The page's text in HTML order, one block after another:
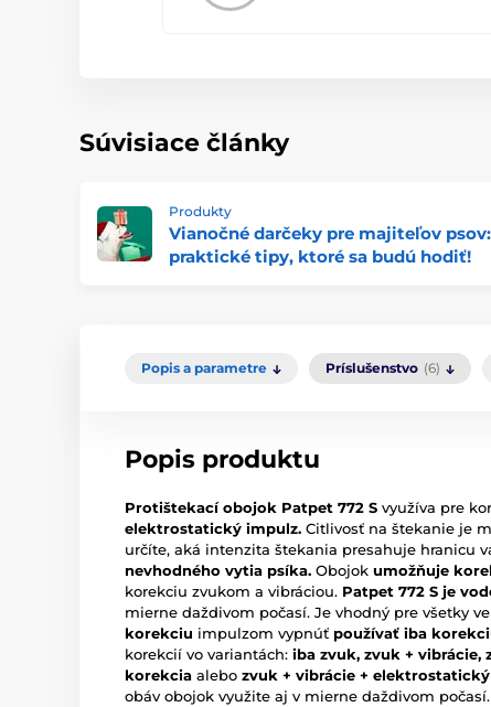
Súvisiace články
Produkty
Vianočné darčeky pre majiteľov psov:
praktické tipy, ktoré sa budú hodiť!
Popis a parametre Príslušenstvo (6)
Popis produktu
Protištekací obojok Patpet 772 S využíva pre
elektrostatický impulz. Citlivosť na štekanie je
určíte, aká intenzita štekania presahuje hranicu
nevhodného vytia psíka. Obojok umožňuje
korekciu zvukom a vibráciou. Patpet 772 S je
mierne daždivom počasí. Je vhodný pre všetky
korekciu impulzom vypnúť používať iba
korekcií vo variantách: iba zvuk, zvuk +
korekcia alebo zvuk + vibrácie +
obáv obojok využite aj v mierne daždivom